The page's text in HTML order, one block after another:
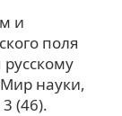
и
поля
науки,
(46).